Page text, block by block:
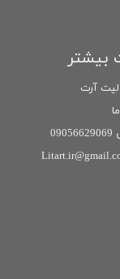
بیشتر
لیت آرت